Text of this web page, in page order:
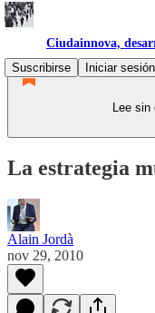
Ciudainnova,
Suscribirse
Iniciar sesión
Lee
La estrategia
Alain Jordà
nov 29, 2010